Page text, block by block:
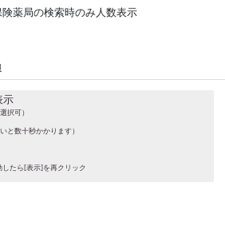
薬局の検索時のみ人数表示
示
択可）
と数十秒かかります）
たら[表示]を再クリック